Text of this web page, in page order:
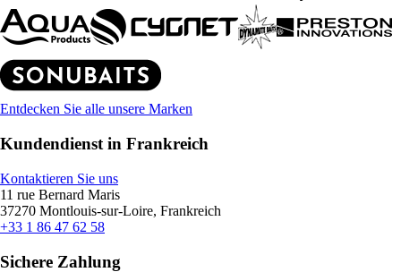
Entdecken Sie alle unsere Marken
Kundendienst in Frankreich
Kontaktieren Sie uns
11 rue Bernard Maris
37270 Montlouis-sur-Loire, Frankreich
+33 1 86 47 62 58
Sichere Zahlung